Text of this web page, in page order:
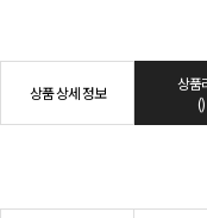
상품 상세 정보
상품
()